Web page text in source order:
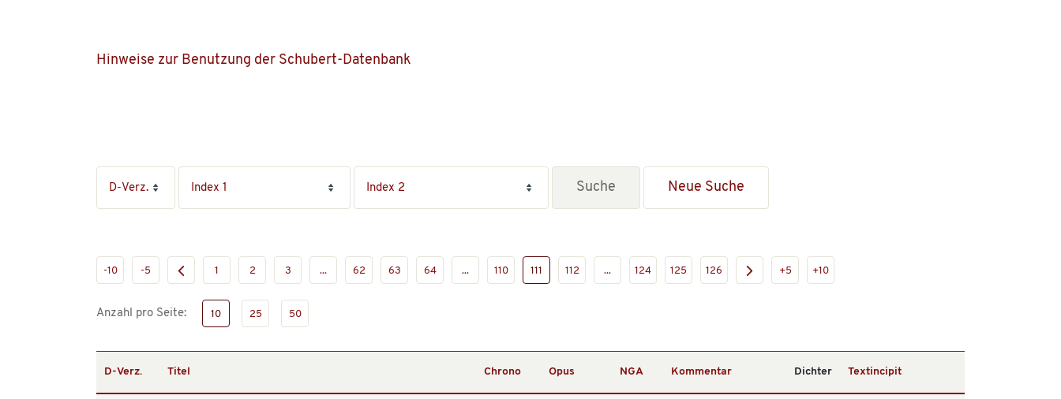
Hinweise zur Benutzung der Schubert-Datenbank
Neue Suche
-10 -5 1 2 3 ... 62 63 64 ... 110 111 112 ... 124 125 126 +5 +10
Anzahl pro Seite: 10 25 50
D-Verz. Titel Chrono Opus NGA Kommentar Dichter Textincipit